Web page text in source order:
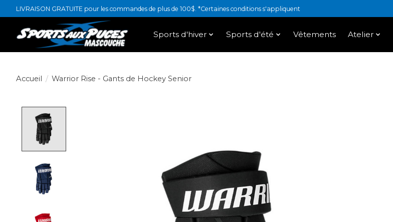
LIVRAISON GRATUITE pour les commandes de plus de 100$. *Certaines conditions s'appliquent
Sports d'hiver Sports d'été Vêtements Atelier
Accueil / Warrior Rise - Gants de Hockey Senior